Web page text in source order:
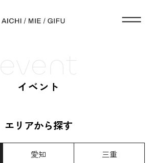
event
イベント
エリアから探す
愛知 三重